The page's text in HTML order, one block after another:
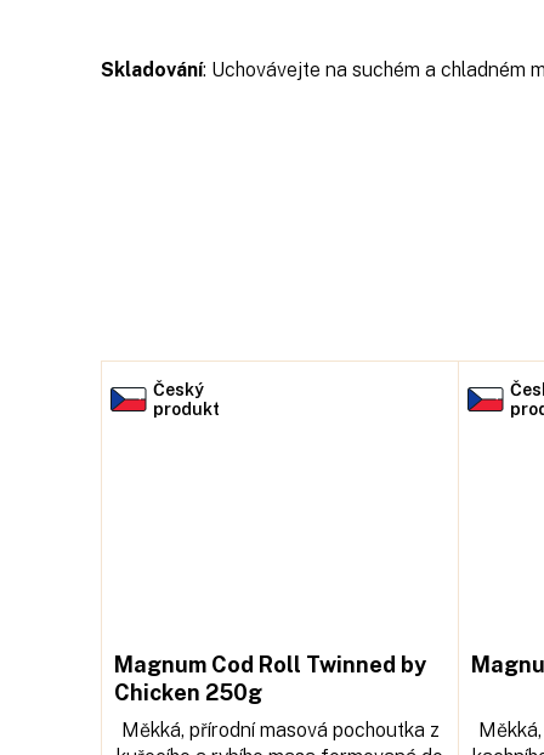
Skladování: Uchovávejte na suchém a chladném
Český
produkt
Magnum Cod Roll Twinned by
Chicken 250g
Měkká, přírodní masová pochoutka z